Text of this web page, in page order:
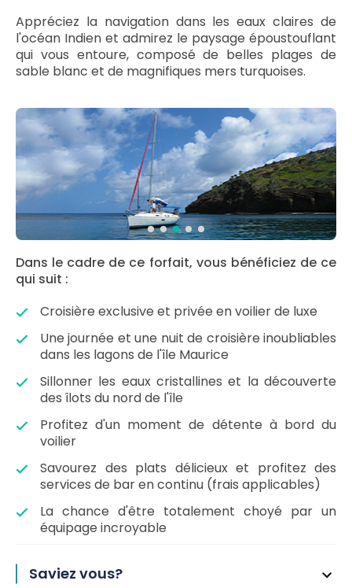
Appréciez la navigation dans les eaux claires de
l'océan Indien et admirez le paysage époustouflant
qui vous entoure, composé de belles plages de
sable blanc et de magnifiques mers turquoises.
Dans le cadre de ce forfait, vous bénéficiez de ce
qui suit :
Croisière exclusive et privée en voilier de luxe
Une journée et une nuit de croisière inoubliables
dans les lagons de l'île Maurice
Sillonner les eaux cristallines et la découverte
des îlots du nord de l'île
Profitez d'un moment de détente à bord du
voilier
Savourez des plats délicieux et profitez des
services de bar en continu (frais applicables)
La chance d'être totalement choyé par un
équipage incroyable
Saviez vous?